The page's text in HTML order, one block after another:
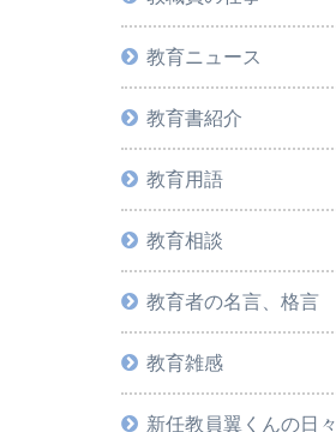
教育ニュース
教育書紹介
教育用語
教育相談
教育者の名言、格言
教育雑感
新任教員翼くんの日々